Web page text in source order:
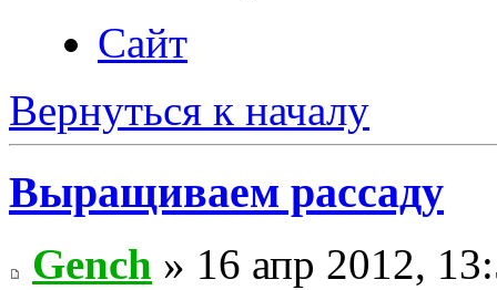
Сайт
Вернуться к началу
Выращиваем рассаду
Gench » 16 апр 2012,